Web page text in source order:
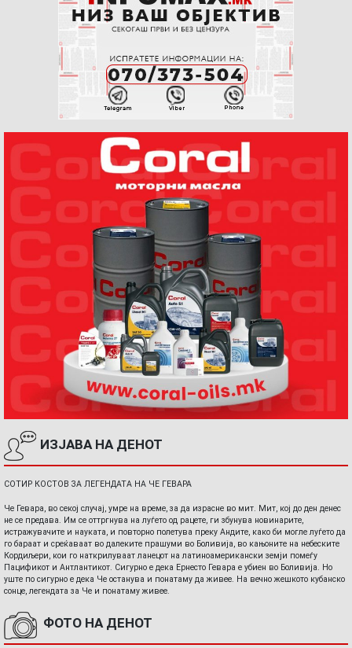
ИЗЈАВА НА ДЕНОТ
СОТИР КОСТОВ ЗА ЛЕГЕНДАТА НА ЧЕ ГЕВАРА
Че Гевара, во секој случај, умре на време, за да израсне во мит. Мит, кој до ден денес
не се предава. Им се оттргнува на луѓето од рацете, ги збунува новинарите,
истражувачите и науката, и повторно полетува преку Андите, како би могле луѓето да
го бараат и среќаваат во далеките прашуми во Боливија, во кањоните на небеските
Кордиљери, кои го наткрилуваат ланецот на латиноамерикански земји помеѓу
Пацификот и Антлантикот. Сигурно е дека Ернесто Гевара е убиен во Боливија. Но
уште по сигурно е дека Че останува и понатаму да живее. На вечно жешкото кубанско
сонце, легендата за Че и понатаму живее.
ФОТО НА ДЕНОТ